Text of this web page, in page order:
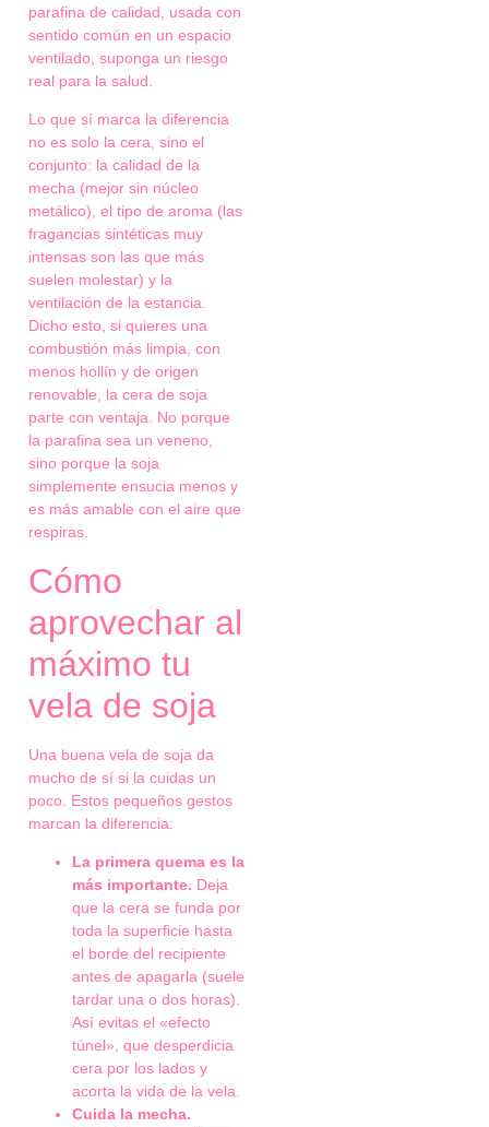
parafina de calidad, usada con
sentido común en un espacio
ventilado, suponga un riesgo
real para la salud.
Lo que sí marca la diferencia
no es solo la cera, sino el
conjunto: la calidad de la
mecha (mejor sin núcleo
metálico), el tipo de aroma (las
fragancias sintéticas muy
intensas son las que más
suelen molestar) y la
ventilación de la estancia.
Dicho esto, si quieres una
combustión más limpia, con
menos hollín y de origen
renovable, la cera de soja
parte con ventaja. No porque
la parafina sea un veneno,
sino porque la soja
simplemente ensucia menos y
es más amable con el aire que
respiras.
Cómo
aprovechar al
máximo tu
vela de soja
Una buena vela de soja da
mucho de sí si la cuidas un
poco. Estos pequeños gestos
marcan la diferencia:
La primera quema es la
más importante. Deja
que la cera se funda por
toda la superficie hasta
el borde del recipiente
antes de apagarla (suele
tardar una o dos horas).
Así evitas el «efecto
túnel», que desperdicia
cera por los lados y
acorta la vida de la vela.
Cuida la mecha.